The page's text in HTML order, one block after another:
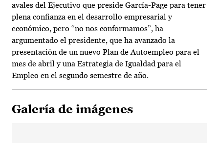
avales del Ejecutivo que preside García-Page para tener
plena confianza en el desarrollo empresarial y
económico, pero “no nos conformamos”, ha
argumentado el presidente, que ha avanzado la
presentación de un nuevo Plan de Autoempleo para el
mes de abril y una Estrategia de Igualdad para el
Empleo en el segundo semestre de año.
Galería de imágenes